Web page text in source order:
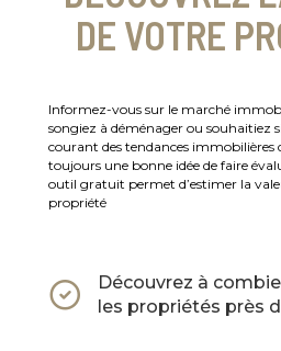
DE VOTRE
Informez-vous sur le marché
songiez à déménager ou souhaitiez
courant des tendances immobilières
toujours une bonne idée de faire
outil gratuit permet d’estimer la
propriété
Découvrez à
les propriétés près